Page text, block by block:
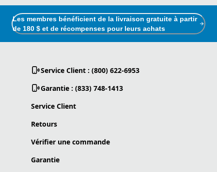
Les membres bénéficient de la livraison gratuite à partir
de 180 $ et de récompenses pour leurs achats
Service Client : (800) 622-6953
Garantie : (833) 748-1413
Service Client
Retours
Vérifier une commande
Garantie